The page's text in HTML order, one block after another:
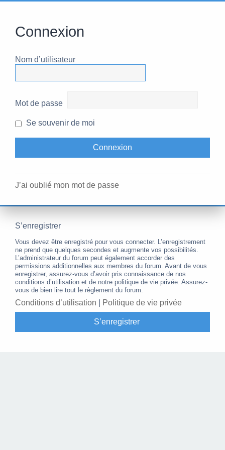
Connexion
Nom d’utilisateur
Mot de passe
Se souvenir de moi
J’ai oublié mon mot de passe
S’enregistrer
Vous devez être enregistré pour vous connecter. L’enregistrement
ne prend que quelques secondes et augmente vos possibilités.
L’administrateur du forum peut également accorder des
permissions additionnelles aux membres du forum. Avant de vous
enregistrer, assurez-vous d’avoir pris connaissance de nos
conditions d’utilisation et de notre politique de vie privée. Assurez-
vous de bien lire tout le règlement du forum.
Conditions d’utilisation Politique de vie privée
S’enregistrer